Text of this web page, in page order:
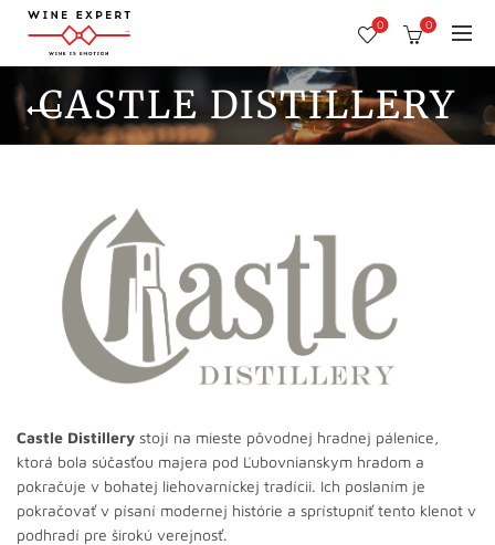
0 0
CASTLE DISTILLERY
Castle Distillery stojí na mieste pôvodnej hradnej pálenice,
ktorá bola súčasťou majera pod Ľubovnianskym hradom a
pokračuje v bohatej liehovarníckej tradícii. Ich poslaním je
pokračovať v písaní modernej histórie a sprístupniť tento klenot v
podhradí pre širokú verejnosť.